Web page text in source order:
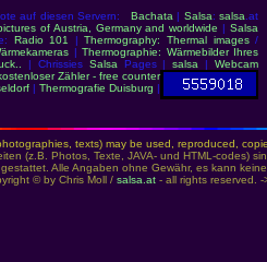
auf diesen Servern: Bachata | Salsa:salsa .at
of Austria, Germany and worldwide |Salsa
Radio 101 |Thermography: Thermal images/
| Thermographie: Wärmebilder Ihres
| Chrissies Salsa Pages |salsa |Webcam
Zähler - free counter
| Thermografie Duisburg |
texts) may be used, reproduced,
(z.B. Photos, Texte, JAVA- und HTML-codes)
Alle Angaben ohne Gewähr, es kann
© by Chris Moll / salsa.at - all rights reserved.